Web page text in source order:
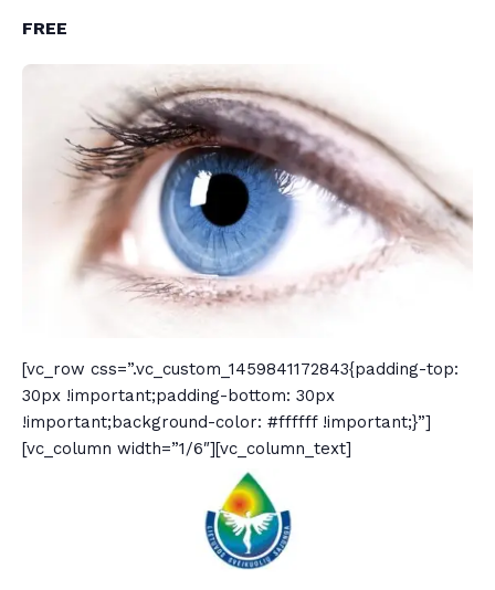
FREE
[vc_row css=”.vc_custom_1459841172843{padding-top:
30px !important;padding-bottom: 30px
!important;background-color: #ffffff !important;}”]
[vc_column width=”1/6″][vc_column_text]